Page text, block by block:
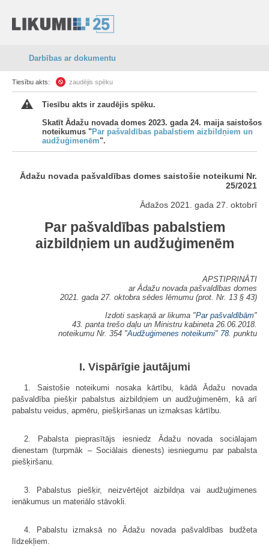
Darbības ar dokumentu
Tiesību akts: zaudējis spēku
Tiesību akts ir zaudējis spēku.
Skatīt Ādažu novada domes 2023. gada 24. maija saistošos
noteikumus "Par pašvaldības pabalstiem aizbildņiem un
audžuģimenēm".
Ādažu novada pašvaldības domes saistošie noteikumi Nr.
25/2021
Ādažos 2021. gada 27. oktobrī
Par pašvaldības pabalstiem
aizbildņiem un audžuģimenēm
APSTIPRINĀTI
ar Ādažu novada pašvaldības domes
2021. gada 27. oktobra sēdes lēmumu (prot. Nr. 13 § 43)
Izdoti saskaņā ar likuma "Par pašvaldībām"
43. panta trešo daļu un Ministru kabineta 26.06.2018.
noteikumu Nr. 354 "Audžuģimenes noteikumi" 78. punktu
I. Vispārīgie jautājumi
1. Saistošie noteikumi nosaka kārtību, kādā Ādažu novada
pašvaldība piešķir pabalstus aizbildņiem un audžuģimenēm, kā arī
pabalstu veidus, apmēru, piešķiršanas un izmaksas kārtību.
2. Pabalsta pieprasītājs iesniedz Ādažu novada sociālajam
dienestam (turpmāk – Sociālais dienests) iesniegumu par pabalsta
piešķiršanu.
3. Pabalstus piešķir, neizvērtējot aizbildņa vai audžuģimenes
ienākumus un materiālo stāvokli.
4. Pabalstu izmaksā no Ādažu novada pašvaldības budžeta
līdzekļiem.